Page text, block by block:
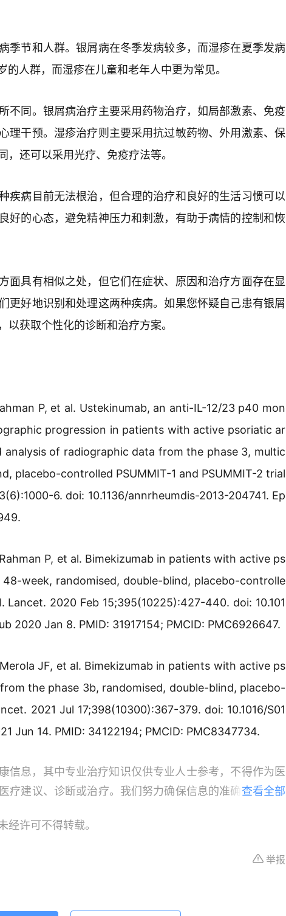
季节和人群。银屑病在冬季发病较多，而湿疹在夏季发病
人群，而湿疹在儿童和老年人中更为常见。
不同。银屑病治疗主要采用药物治疗，如局部激素、免疫
理干预。湿疹治疗则主要采用抗过敏药物、外用激素、保
还可以采用光疗、免疫疗法等。
疾病目前无法根治，但合理的治疗和良好的生活习惯可以
好的心态，避免精神压力和刺激，有助于病情的控制和恢
面具有相似之处，但它们在症状、原因和治疗方面存在显
更好地识别和处理这两种疾病。如果您怀疑自己患有银屑
获取个性化的诊断和治疗方案。
P, et al. Ustekinumab, an anti-IL-12/23 p40 mon
progression in patients with active psoriatic ar
of radiographic data from the phase 3, multic
placebo-controlled PSUMMIT-1 and PSUMMIT-2 trial
6. doi: 10.1136/annrheumdis-2013-204741. Ep
P, et al. Bimekizumab in patients with active ps
week, randomised, double-blind, placebo-controlle
2020 Feb 15;395(10225):427-440. doi: 10.101
2020 Jan 8. PMID: 31917154; PMCID: PMC6926647.
JF, et al. Bimekizumab in patients with active ps
the phase 3b, randomised, double-blind, placebo-
2021 Jul 17;398(10300):367-379. doi: 10.1016/S01
Jun 14. PMID: 34122194; PMCID: PMC8347734.
信息，其中专业治疗知识仅供专业人士参考，不得作为医
疗建议、诊断或治疗。我们努力确保信息的准确性，但本
。对于依据本文内容采取的任何行动，本文作者、出版方
查看全部
经许可不得转载。
举报